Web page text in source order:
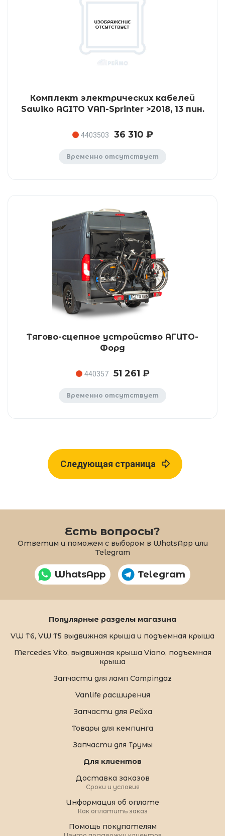
Комплект электрических кабелей
Sawiko AGITO VAN-Sprinter >2018, 13 пин.
4403503 36 310 ₽
Временно отсутствует
Тягово-сцепное устройство АГИТО-
Форд
440357 51 261 ₽
Временно отсутствует
Следующая страница
Есть вопросы?
Ответим и поможем с выбором в WhatsApp или
Telegram
WhatsApp Telegram
Популярные разделы магазина
VW T6, VW T5 выдвижная крыша и подъемная крыша
Mercedes Vito, выдвижная крыша Viano, подъемная
крыша
Запчасти для ламп Campingaz
Vanlife расширения
Запчасти для Рейха
Товары для кемпинга
Запчасти для Трумы
Для клиентов
Доставка заказов
Сроки и условия
Информация об оплате
Как оплатить заказ
Помощь покупателям